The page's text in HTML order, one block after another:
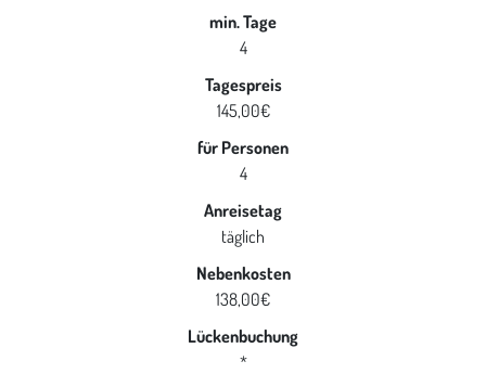
min. Tage
4
Tagespreis
145,00€
für Personen
4
Anreisetag
täglich
Nebenkosten
138,00€
Lückenbuchung
*